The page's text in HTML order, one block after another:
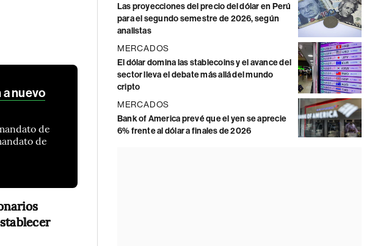
a nuevo
de
de
Las proyecciones del precio del dólar en Perú
para el segundo semestre de 2026, según
analistas
MERCADOS
El dólar domina las stablecoins y el avance del
sector lleva el debate más allá del mundo
cripto
MERCADOS
Bank of America prevé que el yen se aprecie
6% frente al dólar a finales de 2026